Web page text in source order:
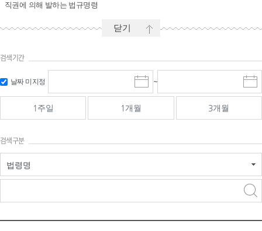
직권에 의해 발하는 법규명령
닫기
검색기간
날짜 미지정
시
작
일
선
~
마
감
선
1주일 1개월 3개월
검색구분
법령명